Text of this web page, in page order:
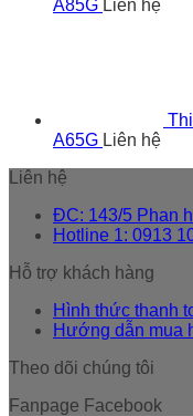
A85G Liên hệ
A65G Liên hệ
Liên hệ
ĐC: 143/5 Phan
Hotline 1: 0913
Hỗ trợ khách hàng
Hình thức thanh
Hướng dẫn mua
Theo dõi chúng tôi
Fanpage Facebook